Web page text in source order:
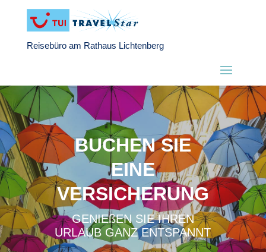
Reisebüro am Rathaus Lichtenberg
BUCHEN SIE
EINE
VERSICHERUNG
GENIEßEN SIE IHREN
URLAUB GANZ ENTSPANNT